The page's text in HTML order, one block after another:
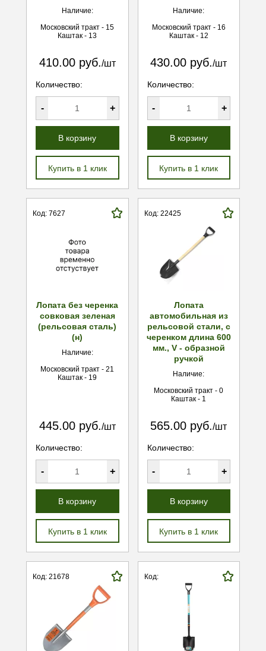
Наличие:
Московский тракт - 15
Каштак - 13
410.00 руб./шт
Количество:
- +
В корзину
Купить в 1 клик
Наличие:
Московский тракт - 16
Каштак - 12
430.00 руб./шт
Количество:
- +
В корзину
Купить в 1 клик
Код: 7627
Лопата без черенка
совковая зеленая
(рельсовая сталь)
(н)
Наличие:
Московский тракт - 21
Каштак - 19
445.00 руб./шт
Количество:
- +
В корзину
Купить в 1 клик
Код: 22425
Лопата
автомобильная из
рельсовой стали, с
черенком длина 600
мм., V - образной
ручкой
Наличие:
Московский тракт - 0
Каштак - 1
565.00 руб./шт
Количество:
- +
В корзину
Купить в 1 клик
Код: 21678 Код: